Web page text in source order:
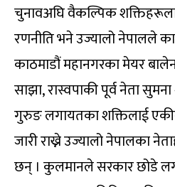
चुनावअघि वैकल्पिक
रणनीति भने उज्यालो नेपालले
काठमाडौं महानगरका मेयर
साझा,रास्वपाकी पूर्व नेता सुमना
गुरुङ लगायतका शक्तिलाई
जारी राख्ने उज्यालो नेपालका
छन् । कुलमानले सरकार छोडे